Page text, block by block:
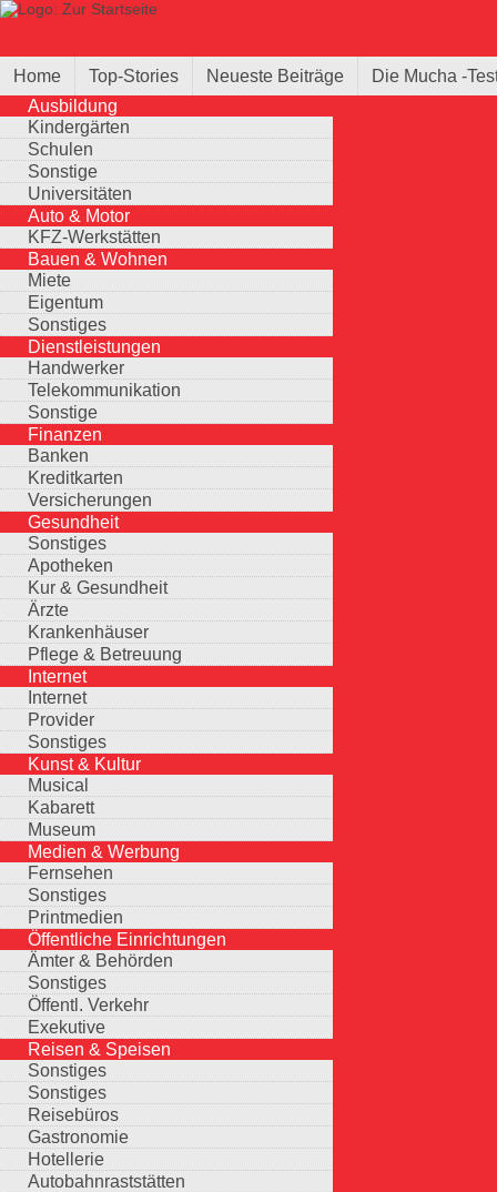
Direkt zum Inhalt
Home Top-Stories Neueste Beiträge
Die Mucha -
Ausbildung
Kindergärten
Schulen
Sonstige
Universitäten
Auto & Motor
KFZ-Werkstätten
Bauen & Wohnen
Miete
Eigentum
Sonstiges
Dienstleistungen
Handwerker
Telekommunikation
Sonstige
Finanzen
Banken
Kreditkarten
Versicherungen
Gesundheit
Sonstiges
Apotheken
Kur & Gesundheit
Ärzte
Krankenhäuser
Pflege & Betreuung
Internet
Internet
Provider
Sonstiges
Kunst & Kultur
Musical
Kabarett
Museum
Medien & Werbung
Fernsehen
Sonstiges
Printmedien
Öffentliche Einrichtungen
Ämter & Behörden
Sonstiges
Öffentl. Verkehr
Exekutive
Reisen & Speisen
Sonstiges
Sonstiges
Reisebüros
Gastronomie
Hotellerie
Autobahnraststätten